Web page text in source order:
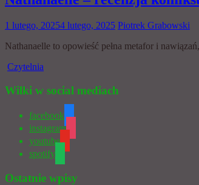
1 lutego, 20254 lutego, 2025 Piotrek Grabowski
Nathanaelle to opowieść pełna metafor i
Czytelnia
Wilki w social mediach
facebook
instagram
youtube
spotify
Ostatnie wpisy